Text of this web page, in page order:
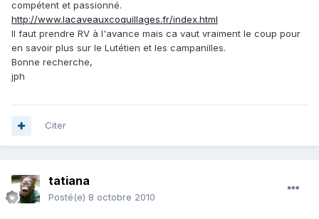
compétent et passionné.
http://www.lacaveauxcoquillages.fr/index.html
Il faut prendre RV à l'avance mais ca vaut vraiment le coup pour
en savoir plus sur le Lutétien et les campanilles.
Bonne recherche,
jph
Citer
tatiana
Posté(e) 8 octobre 2010